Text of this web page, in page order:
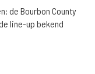
de Bourbon County
line-up bekend